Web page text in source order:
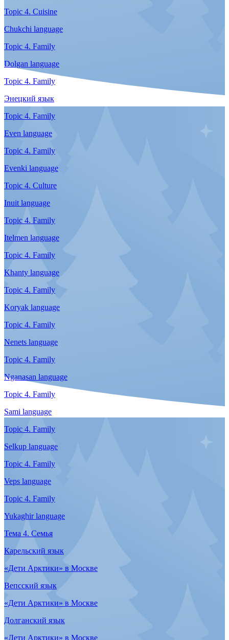
Тема 3. Быт
Ительменский язык
Тема 3. Быт
Юкагирский язык
Topic 3. Culture
Chukchi language
Topic 3. Everyday life
Dolgan language
Topic 3. Everyday life
Enets language
Topic 3. Everyday life
Even language
Topic 3. Everyday life
Evenki language
Topic 3. Everyday life
Inuit language
Topic 3. Everyday life
Itelmen language
Topic 3. Everyday life
Khanty language
Topic 3. Everyday life
Koryak language
Topic 3. Everyday life
Nenets language
Topic 3. Everyday life
Nganasan language
Topic 3. Everyday life
Sami language
Topic 3. Everyday life
Selkup language
Topic 3. Everyday life
Veps language
Topic 3. Everyday life
Yukaghir language
Тема 3. Быт
Нганасанский язык
Тема 3. Быт